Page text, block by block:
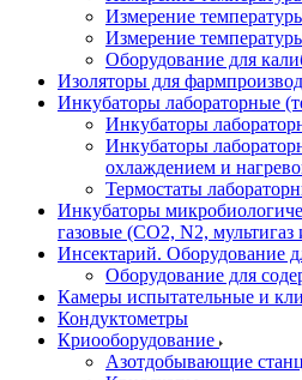
Измерение
Измерение
Оборудование для
Изоляторы для
Инкубаторы лабораторные
Инкубаторы
Инкубаторы
охлаждением и
Термостаты
Инкубаторы
газовые (CO2, N2, мультигаз
Инсектарий. Оборудование
Оборудование для
Камеры испытательные и
Кондуктометры
Криооборудование
Азотдобывающие